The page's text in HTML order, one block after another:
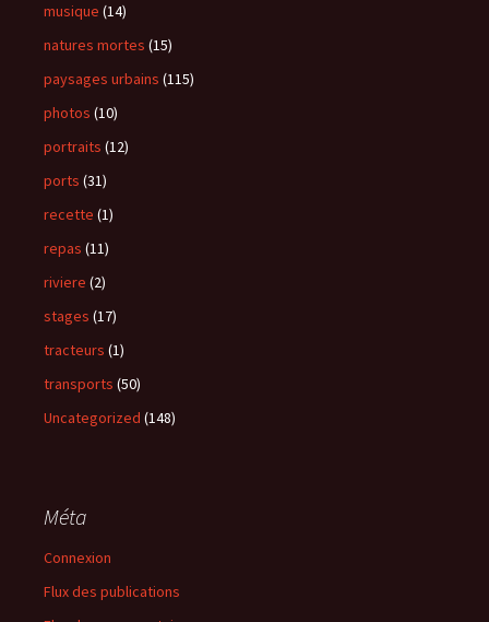
musique (14)
natures mortes (15)
paysages urbains (115)
photos (10)
portraits (12)
ports (31)
recette (1)
repas (11)
riviere (2)
stages (17)
tracteurs (1)
transports (50)
Uncategorized (148)
Méta
Connexion
Flux des publications